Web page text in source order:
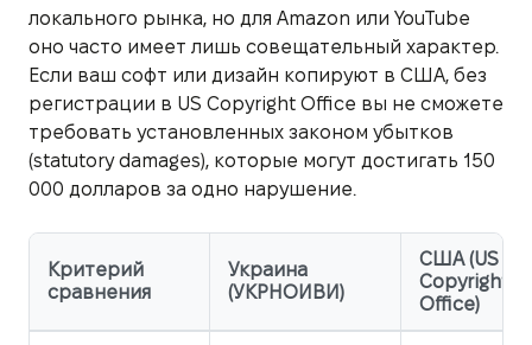
локального рынка, но для Amazon или YouTube
оно часто имеет лишь совещательный характер.
Если ваш софт или дизайн копируют в США, без
регистрации в US Copyright Office вы не сможете
требовать установленных законом убытков
(statutory damages), которые могут достигать 150
000 долларов за одно нарушение.
Критерий
сравнения
Украина
(УКРНОИВИ)
США (US
Copyright
Office)